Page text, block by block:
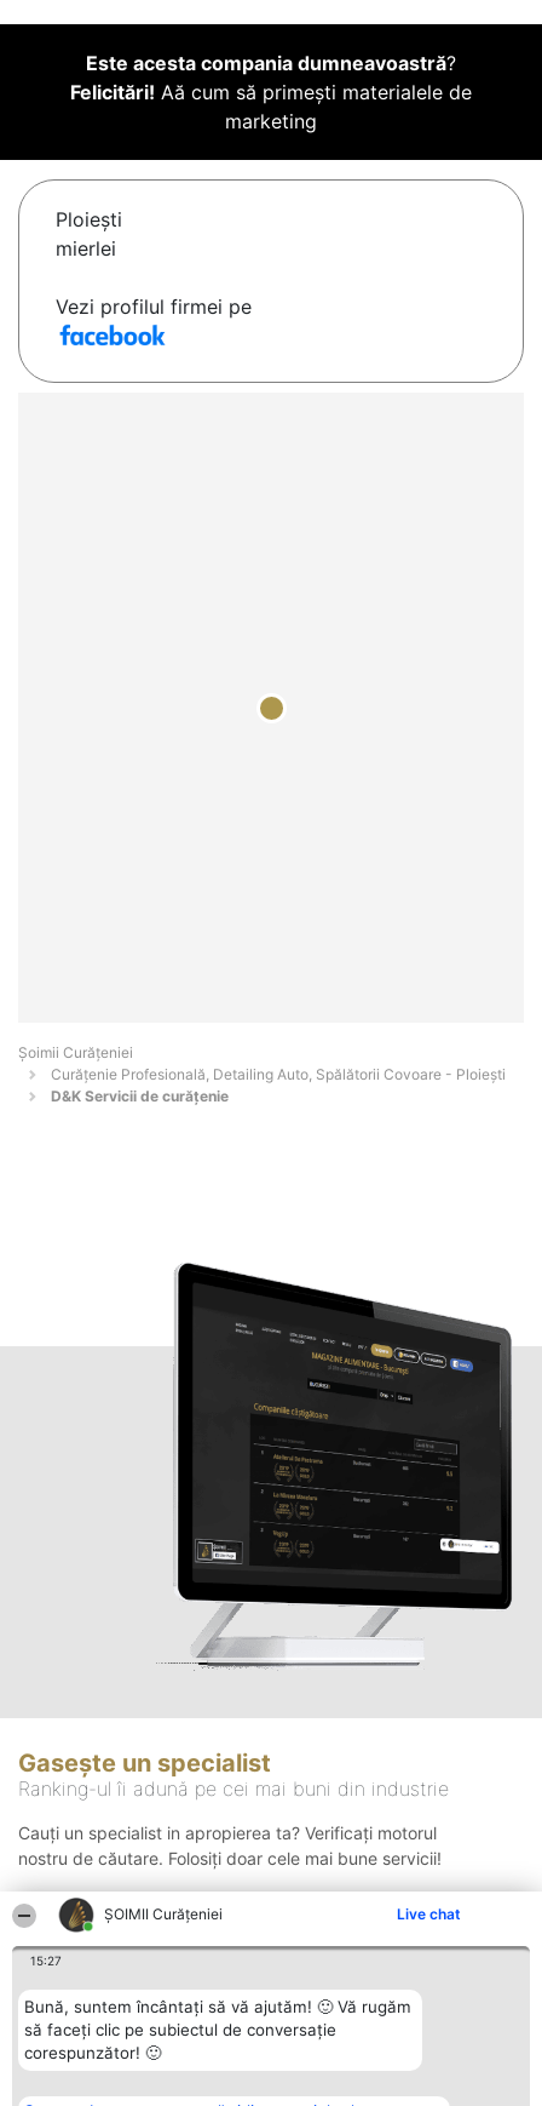
ȘOIMII Curățeniei Live chat
15:27
Bună, suntem încântați să vă ajutăm! 🙂 Vă rugăm
să faceți clic pe subiectul de conversație
corespunzător! 🙂
Este acesta compania dumneavoastră?
Felicitări! Aă cum să primești materialele de
marketing
Ploieşti
mierlei
Vezi profilul firmei pe
Șoimii Curățeniei
Curățenie Profesională, Detailing Auto, Spălătorii Covoare - Ploieşti
D&K Servicii de curățenie
Gasește un specialist
Ranking-ul îi adună pe cei mai buni din industrie
Cauți un specialist in apropierea ta? Verificați motorul
nostru de căutare. Folosiți doar cele mai bune servicii!